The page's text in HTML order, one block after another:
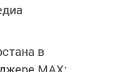
в